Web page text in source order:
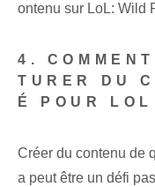
ontenu sur LoL: Wild
4.
TURER DU
É POUR
Créer du contenu de
a peut être un défi